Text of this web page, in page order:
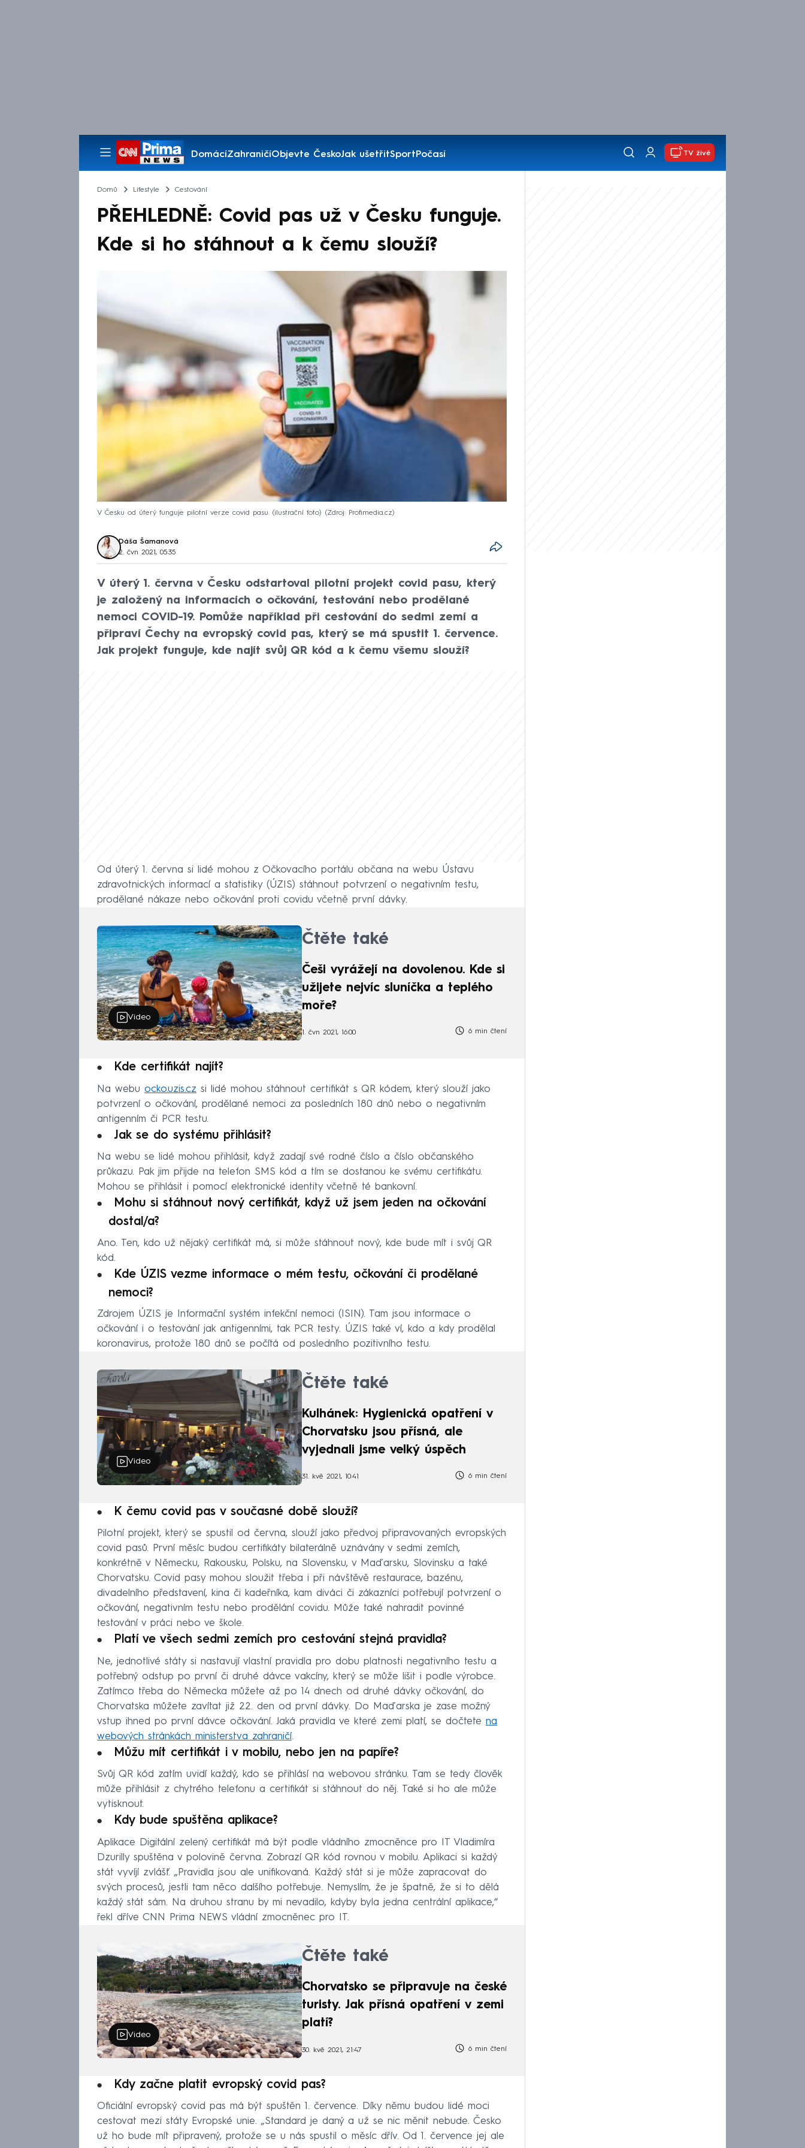
DomácíZahraničíObjevte ČeskoJak ušetřitSportPočasí
Pořady
TV živě
Domů Lifestyle Cestování
PŘEHLEDNĚ: Covid pas už v Česku funguje.
Kde si ho stáhnout a k čemu slouží?
V Česku od úterý funguje pilotní verze covid pasu. (ilustrační foto) Zdroj: Profimedia.cz
Dáša Šamanová
2. čvn 2021, 05:35
V úterý 1. června v Česku odstartoval pilotní projekt covid pasu, který
je založený na informacích o očkování, testování nebo prodělané
nemoci COVID-19. Pomůže například při cestování do sedmi zemí a
připraví Čechy na evropský covid pas, který se má spustit 1. července.
Jak projekt funguje, kde najít svůj QR kód a k čemu všemu slouží?
Od úterý 1. června si lidé mohou z Očkovacího portálu občana na webu Ústavu
zdravotnických informací a statistiky (ÚZIS) stáhnout potvrzení o negativním testu,
prodělané nákaze nebo očkování proti covidu včetně první dávky.
Video
Čtěte také
Češi vyrážejí na dovolenou. Kde si
užijete nejvíc sluníčka a teplého
moře?
1. čvn 2021, 16:00 6 min čtení
Kde certifikát najít?
Na webu ocko.uzis.cz si lidé mohou stáhnout certifikát s QR kódem, který slouží jako
potvrzení o očkování, prodělané nemoci za posledních 180 dnů nebo o negativním
antigenním či PCR testu.
Jak se do systému přihlásit?
Na webu se lidé mohou přihlásit, když zadají své rodné číslo a číslo občanského
průkazu. Pak jim přijde na telefon SMS kód a tím se dostanou ke svému certifikátu.
Mohou se přihlásit i pomocí elektronické identity včetně té bankovní.
Mohu si stáhnout nový certifikát, když už jsem jeden na očkování
dostal/a?
Ano. Ten, kdo už nějaký certifikát má, si může stáhnout nový, kde bude mít i svůj QR
kód.
Kde ÚZIS vezme informace o mém testu, očkování či prodělané
nemoci?
Zdrojem ÚZIS je Informační systém infekční nemoci (ISIN). Tam jsou informace o
očkování i o testování jak antigenními, tak PCR testy. ÚZIS také ví, kdo a kdy prodělal
koronavirus, protože 180 dnů se počítá od posledního pozitivního testu.
Video
Čtěte také
Kulhánek: Hygienická opatření v
Chorvatsku jsou přísná, ale
vyjednali jsme velký úspěch
31. kvě 2021, 10:41 6 min čtení
K čemu covid pas v současné době slouží?
Pilotní projekt, který se spustil od června, slouží jako předvoj připravovaných evropských
covid pasů. První měsíc budou certifikáty bilaterálně uznávány v sedmi zemích,
konkrétně v Německu, Rakousku, Polsku, na Slovensku, v Maďarsku, Slovinsku a také
Chorvatsku. Covid pasy mohou sloužit třeba i při návštěvě restaurace, bazénu,
divadelního představení, kina či kadeřníka, kam diváci či zákazníci potřebují potvrzení o
očkování, negativním testu nebo prodělání covidu. Může také nahradit povinné
testování v práci nebo ve škole.
Platí ve všech sedmi zemích pro cestování stejná pravidla?
Ne, jednotlivé státy si nastavují vlastní pravidla pro dobu platnosti negativního testu a
potřebný odstup po první či druhé dávce vakcíny, který se může lišit i podle výrobce.
Zatímco třeba do Německa můžete až po 14 dnech od druhé dávky očkování, do
Chorvatska můžete zavítat již 22. den od první dávky. Do Maďarska je zase možný
vstup ihned po první dávce očkování. Jaká pravidla ve které zemi platí, se dočtete na
webových stránkách ministerstva zahraničí.
Můžu mít certifikát i v mobilu, nebo jen na papíře?
Svůj QR kód zatím uvidí každý, kdo se přihlásí na webovou stránku. Tam se tedy člověk
může přihlásit z chytrého telefonu a certifikát si stáhnout do něj. Také si ho ale může
vytisknout.
Kdy bude spuštěna aplikace?
Aplikace Digitální zelený certifikát má být podle vládního zmocněnce pro IT Vladimíra
Dzurilly spuštěna v polovině června. Zobrazí QR kód rovnou v mobilu. Aplikaci si každý
stát vyvíjí zvlášť. „Pravidla jsou ale unifikovaná. Každý stát si je může zapracovat do
svých procesů, jestli tam něco dalšího potřebuje. Nemyslím, že je špatně, že si to dělá
každý stát sám. Na druhou stranu by mi nevadilo, kdyby byla jedna centrální aplikace,“
řekl dříve CNN Prima NEWS vládní zmocněnec pro IT.
Video
Čtěte také
Chorvatsko se připravuje na české
turisty. Jak přísná opatření v zemi
platí?
30. kvě 2021, 21:47 6 min čtení
Kdy začne platit evropský covid pas?
Oficiální evropský covid pas má být spuštěn 1. července. Díky němu budou lidé moci
cestovat mezi státy Evropské unie. „Standard je daný a už se nic měnit nebude. Česko
už ho bude mít připravený, protože se u nás spustil o měsíc dřív. Od 1. července jej ale